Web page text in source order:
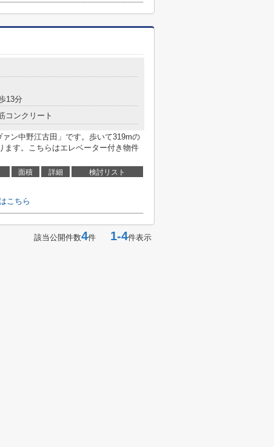
13分
コンクリート
ン中野江古田」です。歩いて319mの
ます。こちらはエレベーター付き物件
面積 詳細 検討リスト
こちら
該当公開件数4件 1-4件表示